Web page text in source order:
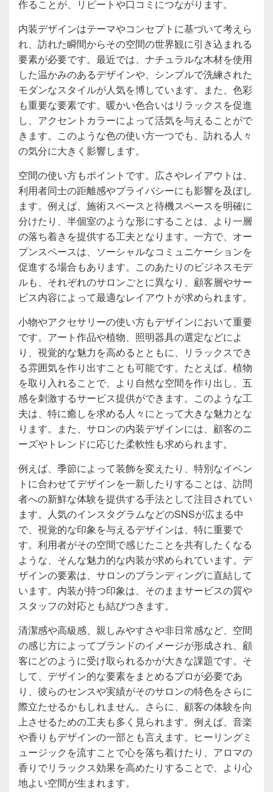
作ることが、リピートや口コミにつながります。
内装デザインはテーマやコンセプトに基づいて考えら
れ、訪れた瞬間からその空間の世界観に引き込まれる
要素が必要です。最近では、ナチュラルな木材を使用
した温かみのあるデザインや、シンプルで洗練された
モダンなスタイルが人気を博しています。また、色彩
も重要な要素です。暖かい色合いはリラックスを促進
し、アクセントカラーによって活気を与えることがで
きます。このような色の使い方一つでも、訪れる人々
の気分に大きく影響します。
空間の使い方もポイントです。広さやレイアウトは、
利用者同士の距離感やプライバシーにも影響を及ぼし
ます。例えば、施術スペースと待機スペースを明確に
分けたり、半個室のような形にすることは、より一層
の落ち着きを提供する工夫となります。一方で、オー
プンスペースは、ソーシャルなコミュニケーションを
促進する場合もあります。このあたりのビジネスモデ
ルも、それぞれのサロンごとに異なり、顧客層やサー
ビス内容によって最適なレイアウトが求められます。
小物やアクセサリーの使い方もデザインにおいて重要
です。アート作品や植物、照明器具の選定などによ
り、視覚的な魅力を高めるとともに、リラックスでき
る雰囲気を作り出すことも可能です。たとえば、植物
を取り入れることで、より自然な空間を作り出し、五
感を刺激するサービス提供ができます。このような工
夫は、特に癒しを求める人々にとって大きな魅力とな
ります。また、サロンの内装デザインには、顧客のニ
ーズやトレンドに応じた柔軟性も求められます。
例えば、季節によって装飾を変えたり、特別なイベン
トに合わせてデザインを一新したりすることは、訪問
者への新鮮な体験を提供する手法として注目されてい
ます。人気のインスタグラムなどのSNSが広まる中
で、視覚的な印象を与えるデザインは、特に重要で
す。利用者がその空間で感じたことを共有したくなる
ような、そんな魅力的な内装が求められています。デ
ザインの要素は、サロンのブランディングに直結して
います。内装が持つ印象は、そのままサービスの質や
スタッフの対応とも結びつきます。
清潔感や高級感、親しみやすさや非日常感など、空間
の感じ方によってブランドのイメージが形成され、顧
客にどのように受け取られるかが大きな課題です。そ
して、デザイン的な要素をまとめるプロが必要であ
り、彼らのセンスや実績がそのサロンの特色をさらに
際立たせるかもしれません。さらに、顧客の体験を向
上させるための工夫も多く見られます。例えば、音楽
や香りもデザインの一部とも言えます。ヒーリングミ
ュージックを流すことで心を落ち着けたり、アロマの
香りでリラックス効果を高めたりすることで、より心
地よい空間が生まれます。